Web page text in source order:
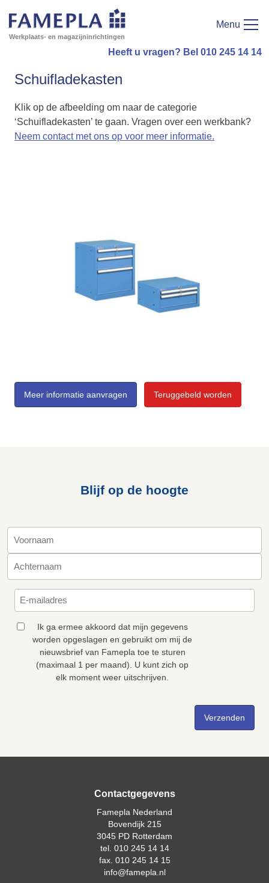
Werkplaats- en magazijninrichtingen
Menu
Heeft u vragen? Bel 010 245 14 14
Schuifladekasten
Klik op de afbeelding om naar de categorie
‘Schuifladekasten’ te gaan. Vragen over een werkbank?
Neem contact met ons op voor meer informatie.
Meer informatie aanvragen Teruggebeld worden
Blijf op de hoogte
Ik ga ermee akkoord dat mijn gegevens
worden opgeslagen en gebruikt om mij de
nieuwsbrief van Famepla toe te sturen
(maximaal 1 per maand). U kunt zich op
elk moment weer uitschrijven.
Contactgegevens
Famepla Nederland
Bovendijk 215
3045 PD Rotterdam
tel. 010 245 14 14
fax. 010 245 14 15
info@famepla.nl